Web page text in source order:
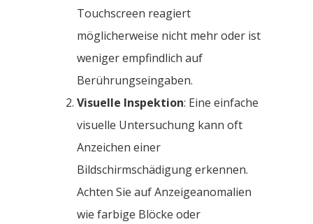
Touchscreen reagiert
möglicherweise nicht mehr oder ist
weniger empfindlich auf
Berührungseingaben.
Visuelle Inspektion: Eine einfache
visuelle Untersuchung kann oft
Anzeichen einer
Bildschirmschädigung erkennen.
Achten Sie auf Anzeigeanomalien
wie farbige Blöcke oder